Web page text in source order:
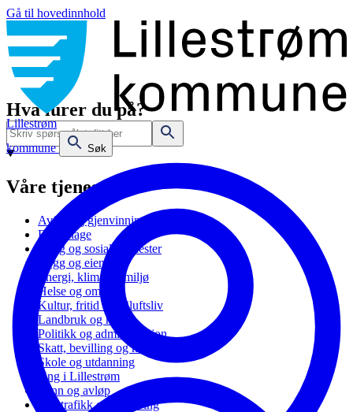
Gå til hovedinnhold
Lillestrøm
kommune
Søk
Hva lurer du på?
Våre tjenester
Avfall og gjenvinning
Barnehage
Bolig og sosiale tjenester
Bygg og eiendom
Energi, klima og miljø
Helse og omsorg
Kultur, fritid og friluftsliv
Landbruk og natur
Politikk og administrasjon
Skatt, bevilling og næring
Skole og utdanning
Ung i Lillestrøm
Vann og avløp
Vei, trafikk og parkering